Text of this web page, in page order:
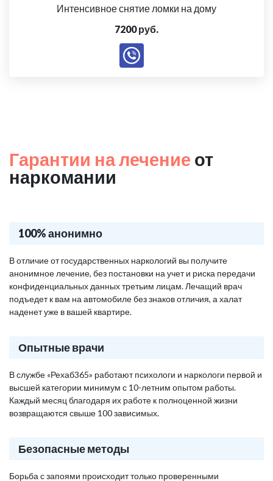
Интенсивное снятие ломки на дому
7200 руб.
Гарантии на лечение от
наркомании
100% анонимно
В отличие от государственных наркологий вы получите
анонимное лечение, без постановки на учет и риска передачи
конфиденциальных данных третьим лицам. Лечащий врач
подъедет к вам на автомобиле без знаков отличия, а халат
наденет уже в вашей квартире.
Опытные врачи
В службе «Рехаб365» работают психологи и наркологи первой и
высшей категории минимум с 10-летним опытом работы.
Каждый месяц благодаря их работе к полноценной жизни
возвращаются свыше 100 зависимых.
Безопасные методы
Борьба с запоями происходит только проверенными